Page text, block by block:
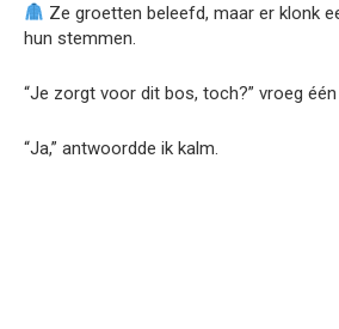
Ze groetten beleefd, maar er klonk
hun stemmen.
“Je zorgt voor dit bos, toch?” vroeg één
“Ja,” antwoordde ik kalm.